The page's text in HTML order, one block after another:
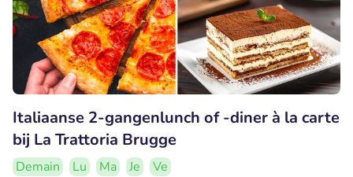
Italiaanse 2-gangenlunch of -diner à la carte
bij La Trattoria Brugge
Demain Lu Ma Je
Ve